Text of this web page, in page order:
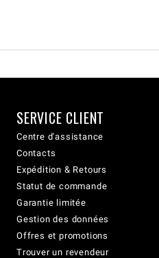
SERVICE CLIENT
Centre d'assistance
Contacts
Expédition & Retours
Statut de commande
Garantie limitée
Gestion des données
Offres et promotions
Trouver un revendeur